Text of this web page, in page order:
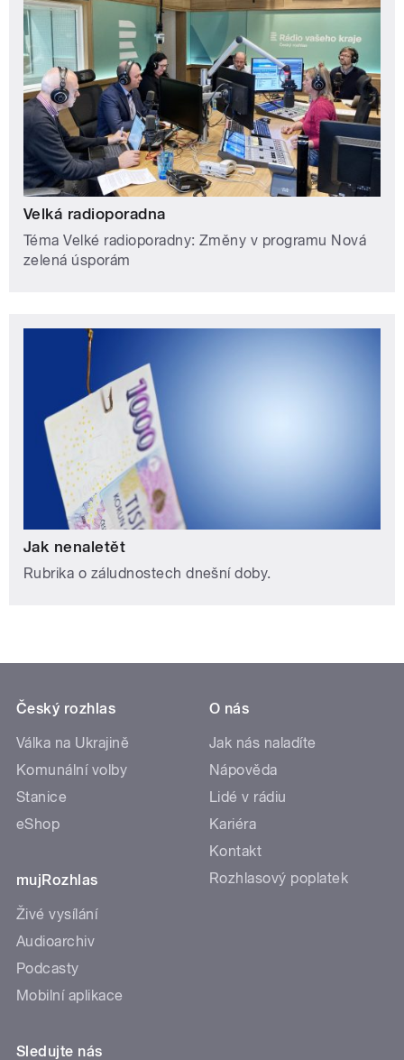
Velká radioporadna
Téma Velké radioporadny: Změny v programu Nová
zelená úsporám
Jak nenaletět
Rubrika o záludnostech dnešní doby.
Český rozhlas
Válka na Ukrajině
Komunální volby
Stanice
eShop
mujRozhlas
Živé vysílání
Audioarchiv
Podcasty
Mobilní aplikace
O nás
Jak nás naladíte
Nápověda
Lidé v rádiu
Kariéra
Kontakt
Rozhlasový poplatek
Sledujte nás